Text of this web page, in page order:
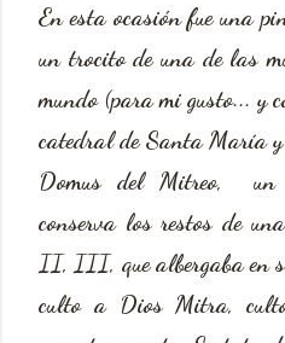
En esta ocasión fue una
un trocito de una de las
mundo (para mi gusto... y
catedral de Santa María
Domus del Mitreo, un
conserva los restos de
II, III, que albergaba en
culto a Dios Mitra,